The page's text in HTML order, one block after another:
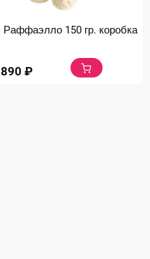
Раффаэлло 150 гр. коробка
890 ₽